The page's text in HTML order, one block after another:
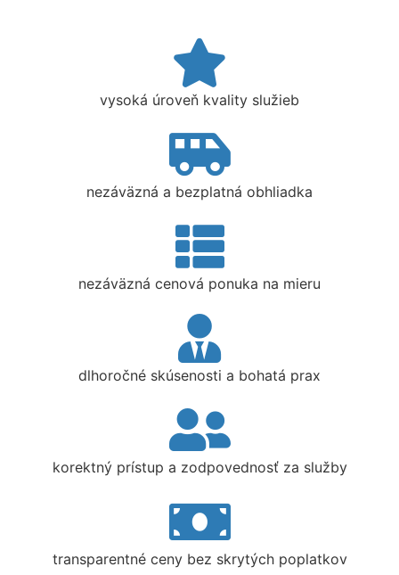
vysoká úroveň kvality služieb
nezáväzná a bezplatná obhliadka
nezáväzná cenová ponuka na mieru
dlhoročné skúsenosti a bohatá prax
korektný prístup a zodpovednosť za služby
transparentné ceny bez skrytých poplatkov